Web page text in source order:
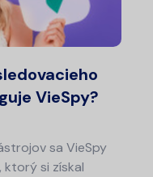
VieSpy?
sa VieSpy
ktorý si získal